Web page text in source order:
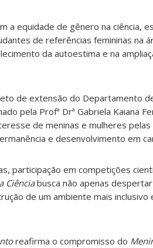
a equidade de gênero na ciência,
de referências femininas na
da autoestima e na
de extensão do Departamento
pela Profª Drª Gabriela Kaiana
de meninas e mulheres pelas
e desenvolvimento em
participação em competições
Ciênciabusca não apenas
de um ambiente mais inclusivo
reafirma o compromisso do